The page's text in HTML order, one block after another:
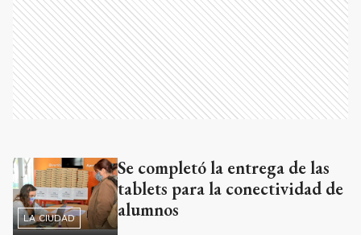
LA CIUDAD
Se completó la entrega de las
tablets para la conectividad de
alumnos